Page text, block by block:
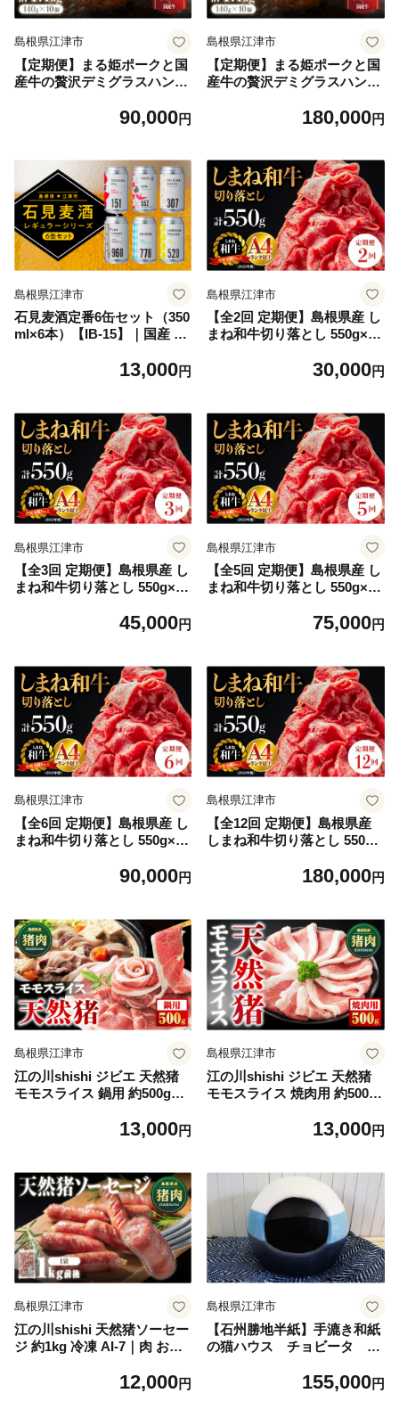
島根県江津市
【定期便】まる姫ポークと国
産牛の贅沢デミグラスハンバ
7 ハンバーグ 惣菜 調理済み
90,000円
島根県江津市
【定期便】まる姫ポークと国
産牛の贅沢デミグラスハンバ
O-8 ハンバーグ 惣菜 調理済
定期
180,000円
島根県江津市
石見麦酒定番6缶セット（350
ml×6本）【IB-15】｜国産 ビ
フトビール 缶ビール 350ml
べ セット 人気 おすすめ 島根
県 江津市
13,000円
島根県江津市
【全2回 定期便】島根県産 し
まね和牛切り落とし 550g×2
便 1.1kg しまね和牛 切り落と
き焼き しゃぶしゃぶ 贈物 プ
レゼント ギフト お取り寄せ
お取り寄せグルメ グルメ｜
【NK-4】
30,000円
島根県江津市
【全3回 定期便】島根県産 し
まね和牛切り落とし 550g×3
便 1.65kg しまね和牛 切り落
すき焼き しゃぶしゃぶ 贈物
プレゼント ギフト お取り寄
せ お取り寄せグルメ グルメ
｜【NK-5】
45,000円
島根県江津市
【全5回 定期便】島根県産 し
まね和牛切り落とし 550g×5
便 2.75kg しまね和牛 切り落
すき焼き しゃぶしゃぶ 贈物
プレゼント ギフト お取り寄
せ お取り寄せグルメ グルメ
｜【NK-6】
75,000円
島根県江津市
【全6回 定期便】島根県産 し
まね和牛切り落とし 550g×6
便 3.3kg しまね和牛 切り落と
き焼き しゃぶしゃぶ 贈物 プ
レゼント ギフト お取り寄せ
お取り寄せグルメ グルメ｜
【NK-7】
90,000円
島根県江津市
【全12回 定期便】島根県産
しまね和牛切り落とし 550g×
期便 6.6kg しまね和牛 切り落
すき焼き しゃぶしゃぶ 贈物
プレゼント ギフト お取り寄
せ お取り寄せグルメ グルメ
｜【NK-8】
180,000円
島根県江津市
江の川shishi ジビエ 天然猪
モモスライス 鍋用 約500g（2
しし肉 イノシシ肉 猪肉 スラ
島根県 江津市
13,000円
島根県江津市
江の川shishi ジビエ 天然猪
モモスライス 焼肉用 約500g
いのしし肉 イノシシ肉 猪肉
江津市
13,000円
島根県江津市
江の川shishi 天然猪ソーセー
ジ 約1kg 冷凍 AI-7｜肉 お肉
ジビエ ジビエ料理 ソーセー
12,000円
島根県江津市
【石州勝地半紙】手漉き和紙
の猫ハウス チョビータ ブ
155,000円